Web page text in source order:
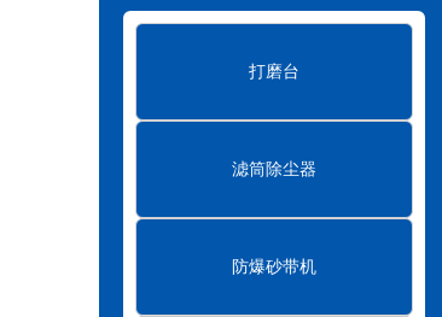
打磨台
滤筒除尘器
防爆砂带机